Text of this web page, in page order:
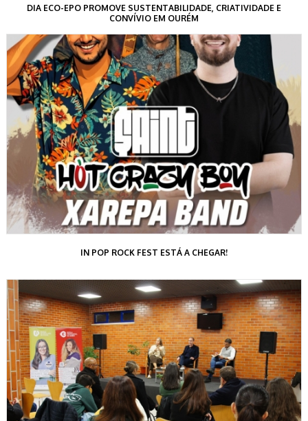
DIA ECO-EPO PROMOVE SUSTENTABILIDADE, CRIATIVIDADE E
CONVÍVIO EM OURÉM
IN POP ROCK FEST ESTÁ A CHEGAR!